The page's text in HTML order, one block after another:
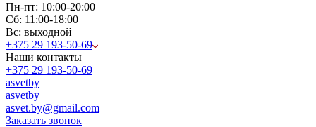
Пн-пт: 10:00-20:00
Сб: 11:00-18:00
Вс: выходной
+375 29 193-50-69
Наши контакты
+375 29 193-50-69
asvetby
asvetby
asvet.by@gmail.com
Заказать звонок